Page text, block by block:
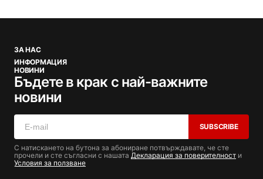
ЗА НАС
ИНФОРМАЦИЯ
НОВИНИ
Бъдете в крак с най-важните
новини
SUBSCRIBE
С натискането на бутона за абониране потвърждавате, че сте
прочели и сте съгласни с нашата Декларация за поверителност и
Условия за ползване